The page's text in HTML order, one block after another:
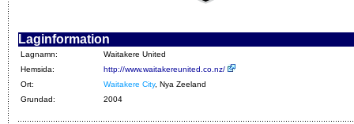
Laginformation
Lagnamn:
Waitakere United
Hemsida:
http://www.waitakereunited.co.nz/
Ort:
Waitakere City, Nya Zeeland
Grundad:
2004